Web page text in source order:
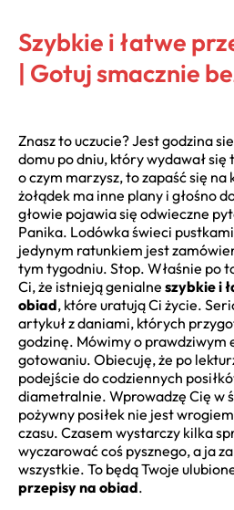
Szybkie i łatwe
| Gotuj smacznie
Znasz to uczucie? Jest godzina
domu po dniu, który wydawał
o czym marzysz, to zapaść się
żołądek ma inne plany i głośno
głowie pojawia się odwieczne
Panika. Lodówka świeci
jedynym ratunkiem jest
tym tygodniu. Stop. Właśnie po
Ci, że istnieją genialne szybkie i
obiad, które uratują Ci życie.
artykuł z daniami, których
godzinę. Mówimy o prawdziwym
gotowaniu. Obiecuję, że po
podejście do codziennych
diametralnie. Wprowadzę Cię w
pożywny posiłek nie jest
czasu. Czasem wystarczy kilka
wyczarować coś pysznego, a ja
wszystkie. To będą Twoje
przepisy na obiad.